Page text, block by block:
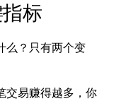
标
么？只有两个变
交易赚得越多，你